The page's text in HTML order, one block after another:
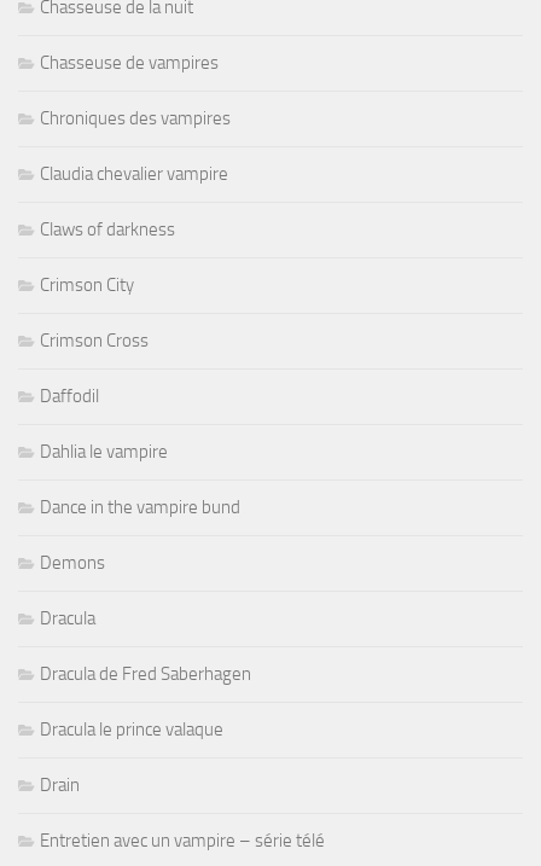
Chasseuse de la nuit
Chasseuse de vampires
Chroniques des vampires
Claudia chevalier vampire
Claws of darkness
Crimson City
Crimson Cross
Daffodil
Dahlia le vampire
Dance in the vampire bund
Demons
Dracula
Dracula de Fred Saberhagen
Dracula le prince valaque
Drain
Entretien avec un vampire – série télé